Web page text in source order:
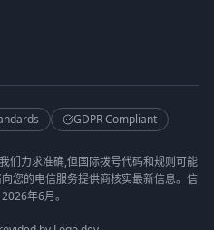
GDPR Compliant
们力求准确,但国际拨号代码和规则可能
您的电信服务提供商核实最新信息。信
年6月。